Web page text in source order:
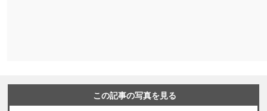
この記事の写真を見る